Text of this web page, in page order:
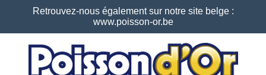
Retrouvez-nous également sur notre site belge :
www.poisson-or.be